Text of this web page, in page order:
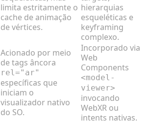
limita estritamente o
cache de animação
de vértices.
hierarquias
esqueléticas e
keyframing
complexo.
Acionado por meio
de tags âncora
rel="ar"
específicas que
iniciam o
visualizador nativo
do SO.
Incorporado via
Web
Components
<model-
viewer>
invocando
WebXR ou
intents nativas.